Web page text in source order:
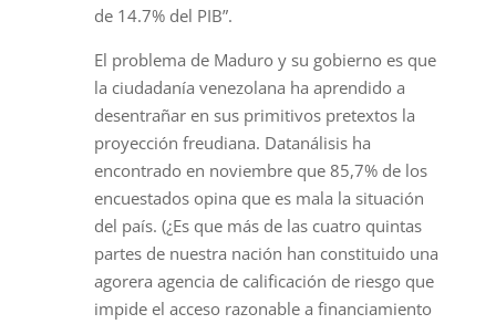
de 14.7% del PIB”.
El problema de Maduro y su gobierno es que
la ciudadanía venezolana ha aprendido a
desentrañar en sus primitivos pretextos la
proyección freudiana. Datanálisis ha
encontrado en noviembre que 85,7% de los
encuestados opina que es mala la situación
del país. (¿Es que más de las cuatro quintas
partes de nuestra nación han constituido una
agorera agencia de calificación de riesgo que
impide el acceso razonable a financiamiento